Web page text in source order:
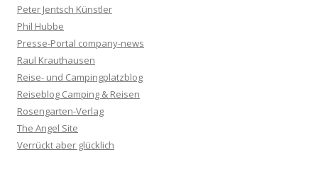
Peter Jentsch Künstler
Phil Hubbe
Presse-Portal company-news
Raul Krauthausen
Reise- und Campingplatzblog
Reiseblog Camping & Reisen
Rosengarten-Verlag
The Angel Site
Verrückt aber glücklich